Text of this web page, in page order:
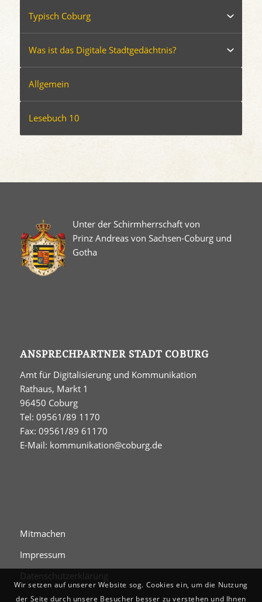
Typisch Coburg
Was ist das Digitale Stadtgedächtnis?
Allgemein
Lesebuch 10
Unter der Schirmherrschaft von
Prinz Andreas von Sachsen-Coburg und
Gotha
ANSPRECHPARTNER STADT COBURG
Amt für Digitalisierung und Kommunikation
Rathaus, Markt 1
96450 Coburg
Tel: 09561/89 1170
Fax: 09561/89 61170
E-Mail: kommunikation@coburg.de
Mitmachen
Impressum
Datenschutzerklärung
Wir setzen auf unserer Website sog. Cookies ein, um die Nutzung
der Seite durch unsere Besucher besser zu verstehen und Ihnen